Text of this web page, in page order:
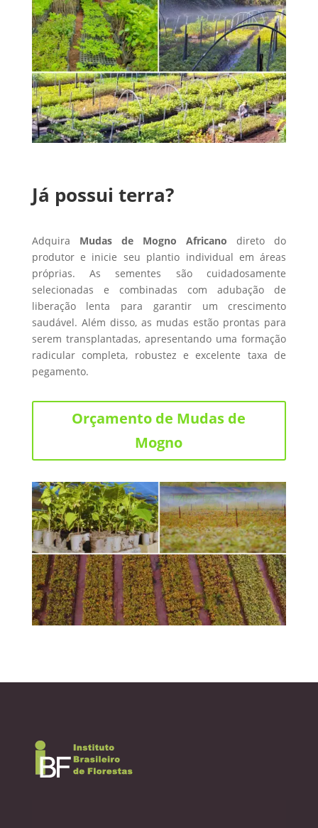
Já possui terra?
Adquira Mudas de Mogno Africano direto do
produtor e inicie seu plantio individual em áreas
próprias. As sementes são cuidadosamente
selecionadas e combinadas com adubação de
liberação lenta para garantir um crescimento
saudável. Além disso, as mudas estão prontas para
serem transplantadas, apresentando uma formação
radicular completa, robustez e excelente taxa de
pegamento.
Orçamento de Mudas de
Mogno